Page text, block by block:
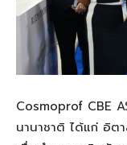
Cosmoprof CBE
นานาชาติ ได้แก่ อิต